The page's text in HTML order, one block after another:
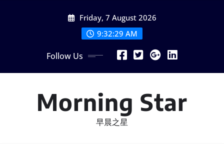
Friday, 7 August 2026
9:32:30 AM
Follow Us
Morning Star
早晨之星